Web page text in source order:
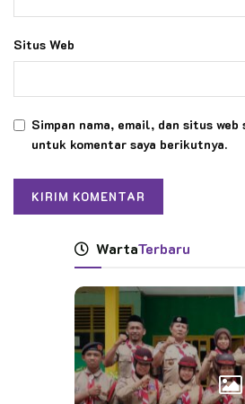
Situs Web
Simpan nama, email, dan situs web
untuk komentar saya berikutnya.
WartaTerbaru